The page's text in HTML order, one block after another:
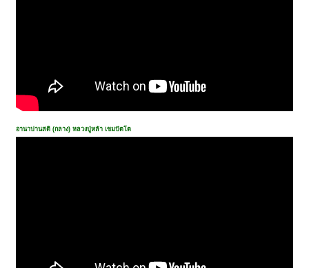
อานาปานสติ (กลาง) หลวงปู่หล้า เขมปัตโต